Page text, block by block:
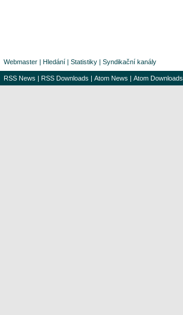
Webmaster | Hledání | Statistiky | Syndikační kanály
RSS News | RSS Downloads | Atom News | Atom Downloads